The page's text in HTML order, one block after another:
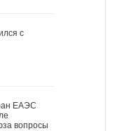
с
ЕАЭС
вопросы